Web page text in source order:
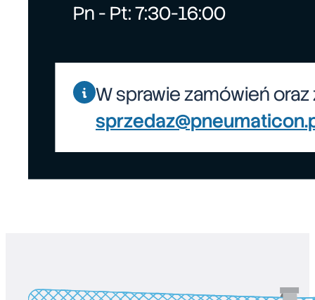
Pn - Pt: 7:30-16:00
W sprawie zamówień